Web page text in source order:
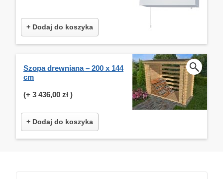
+ Dodaj do koszyka
Szopa drewniana – 200 x 144
cm
(+ 3 436,00 zł )
+ Dodaj do koszyka